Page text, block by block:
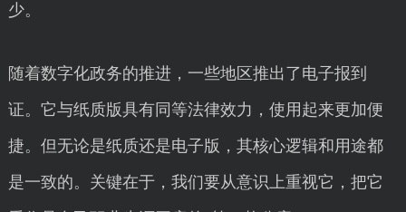
少。
随着数字化政务的推进，一些地区推出了电子报到
证。它与纸质版具有同等法律效力，使用起来更加便
捷。但无论是纸质还是电子版，其核心逻辑和用途都
是一致的。关键在于，我们要从意识上重视它，把它